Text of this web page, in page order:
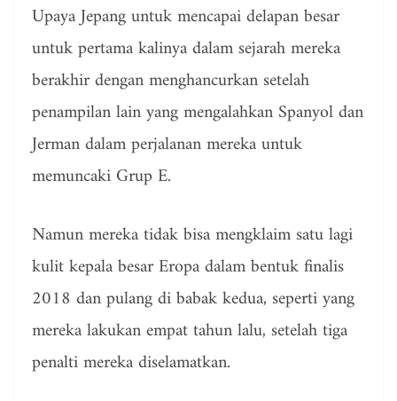
Upaya Jepang untuk mencapai delapan besar
untuk pertama kalinya dalam sejarah mereka
berakhir dengan menghancurkan setelah
penampilan lain yang mengalahkan Spanyol dan
Jerman dalam perjalanan mereka untuk
memuncaki Grup E.
Namun mereka tidak bisa mengklaim satu lagi
kulit kepala besar Eropa dalam bentuk finalis
2018 dan pulang di babak kedua, seperti yang
mereka lakukan empat tahun lalu, setelah tiga
penalti mereka diselamatkan.